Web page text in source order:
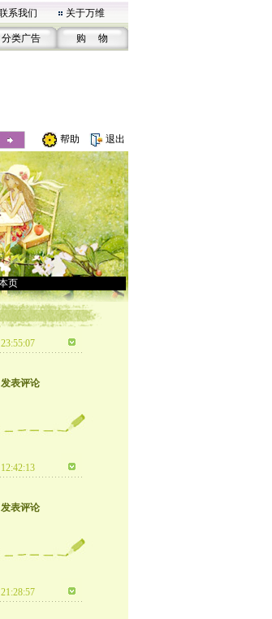
系我们 关于万维
分类广告 购 物
帮助 退出
页
发表评论
发表评论